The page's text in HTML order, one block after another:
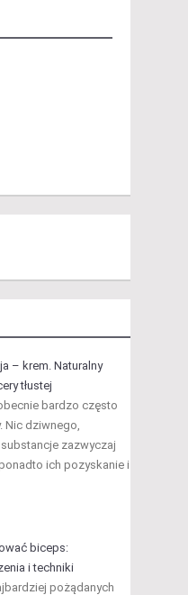
– krem. Naturalny
tłustej
bardzo często
Nic dziwnego,
zazwyczaj
ich pozyskanie i
biceps:
i techniki
pożądanych